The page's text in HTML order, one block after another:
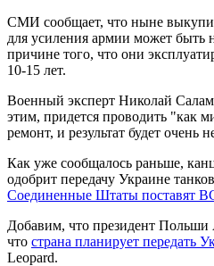
СМИ сообщает, что ныне
для усиления армии может быть
причине того, что они
10-15 лет.
Военный эксперт Николай
этим, придется проводить "как
ремонт, и результат будет очень
Как уже сообщалось раньше,
одобрит передачу Украине
Соединенные Штаты поставят
Добавим, что президент Польши
что страна планирует передать
Leopard.